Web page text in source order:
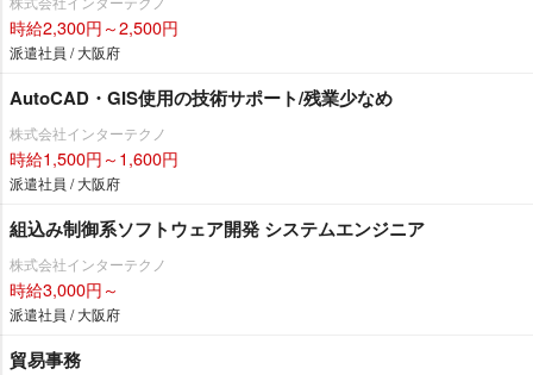
時給2,300円～2,500円
派遣社員 / 大阪府
AutoCAD・GIS使用の技術サポート/残業少なめ
株式会社インターテクノ
時給1,500円～1,600円
派遣社員 / 大阪府
組込み制御系ソフトウェア開発 システムエンジニア
株式会社インターテクノ
時給3,000円～
派遣社員 / 大阪府
貿易事務